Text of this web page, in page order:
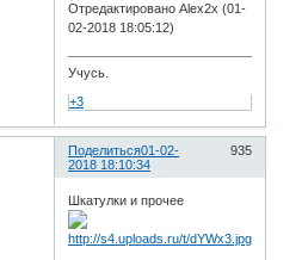
Отредактировано Alex2x (01-
02-2018 18:05:12)
Учусь.
+3
Поделиться 935
01-02-
2018 18:10:34
Шкатулки и прочее